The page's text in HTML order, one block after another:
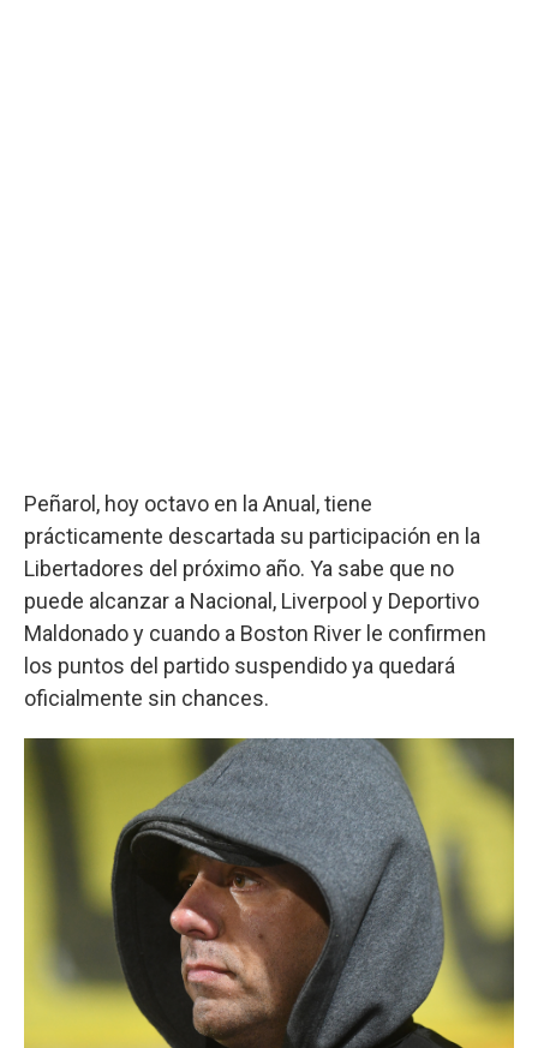
Peñarol, hoy octavo en la Anual, tiene
prácticamente descartada su participación en la
Libertadores del próximo año. Ya sabe que no
puede alcanzar a Nacional, Liverpool y Deportivo
Maldonado y cuando a Boston River le confirmen
los puntos del partido suspendido ya quedará
oficialmente sin chances.